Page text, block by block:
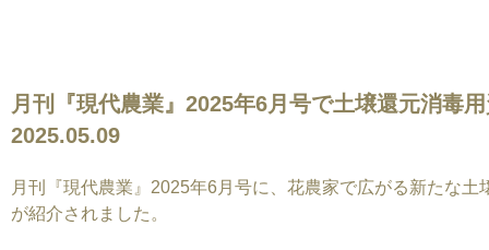
月刊『現代農業』2025年6月号で土壌還元消毒
2025.05.09
月刊『現代農業』2025年6月号に、花農家で広がる新たな
が紹介されました。